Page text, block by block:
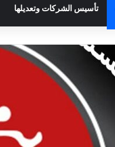
تأسيس الشركات وتعديلها